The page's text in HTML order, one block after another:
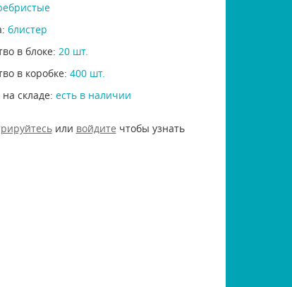
блистер
в блоке: 20 шт.
в коробке: 400 шт.
складе: есть в наличии
или войдите чтобы узнать